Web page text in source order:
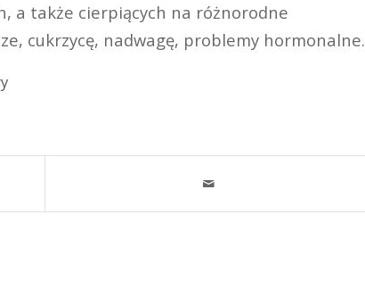
a także cierpiących na różnorodne
cukrzycę, nadwagę, problemy hormonalne.